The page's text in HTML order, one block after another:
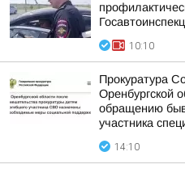
10:10
Прокуратура
Оренбургской
обращению
участника
14:10